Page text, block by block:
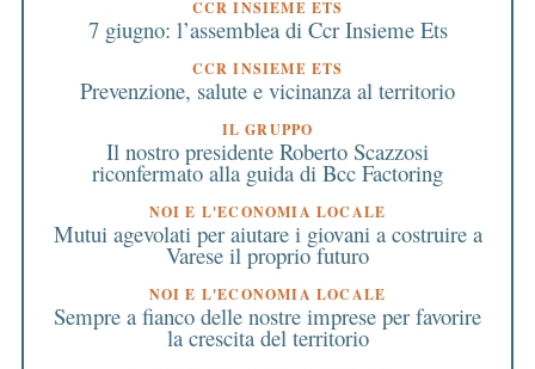
CCR INSIEME ETS
7 giugno: l’assemblea di Ccr Insieme Ets
CCR INSIEME ETS
Prevenzione, salute e vicinanza al territorio
IL GRUPPO
Il nostro presidente Roberto Scazzosi
riconfermato alla guida di Bcc Factoring
NOI E L'ECONOMIA LOCALE
Mutui agevolati per aiutare i giovani a costruire a
Varese il proprio futuro
NOI E L'ECONOMIA LOCALE
Sempre a fianco delle nostre imprese per favorire
la crescita del territorio